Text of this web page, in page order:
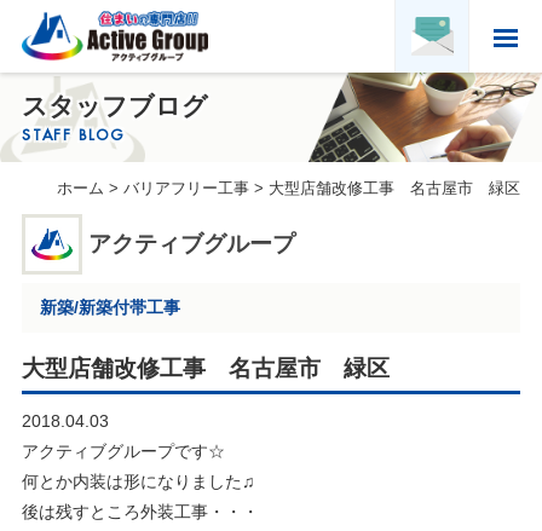
ホーム
HOME
アクティブグループについて
ABOUT US
実績紹介
PORTFOLIO
お客様の声
求人募集・協力会社募集
会社概要
COMPANY PROFILE
スタッフブログ
STAFF BLOG
ホーム >バリアフリー工事 > 大型店舗改修工事 名古屋市 緑区
アクティブグループ
新築/新築付帯工事
大型店舗改修工事 名古屋市 緑区
2018.04.03
アクティブグループです☆
何とか内装は形になりました♫
後は残すところ外装工事・・・